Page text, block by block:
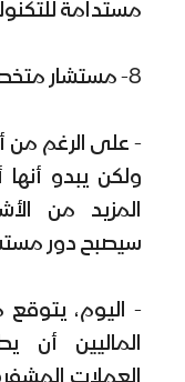
مستدامة
8- مستشار متخصص في مجال العملات الرقمية
- على الرغم من
ولكن يبدو
المزيد من
سيصبح دور
- اليوم،
الماليين أن